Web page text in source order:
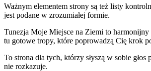
Ważnym elementem strony są też listy
jest podane w zrozumiałej formie.
Tunezja Moje Miejsce na Ziemi to
tu gotowe tropy, które poprowadzą Cię krok
To strona dla tych, którzy słyszą w sobie
nie rozkazuje.